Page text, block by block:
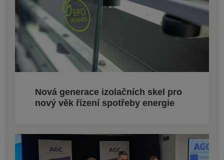
Nová generace izolačních skel pro
nový věk řízení spotřeby energie